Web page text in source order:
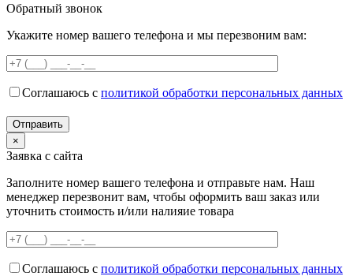
Обратный звонок
Укажите номер вашего телефона и мы перезвоним вам:
Соглашаюсь с политикой обработки персональных данных
×
Заявка с сайта
Заполните номер вашего телефона и отправьте нам. Наш
менеджер перезвонит вам, чтобы оформить ваш заказ или
уточнить стоимость и/или налияие товара
Соглашаюсь с политикой обработки персональных данных